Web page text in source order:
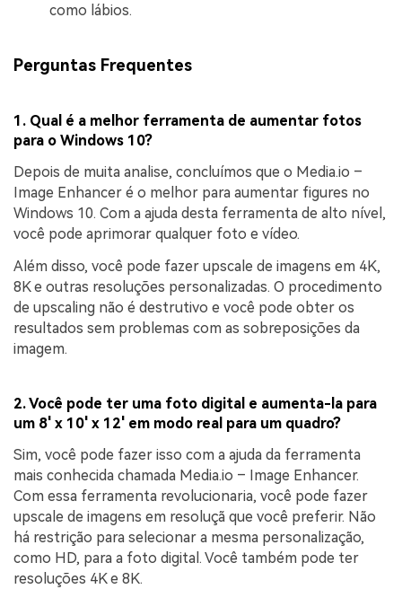
como lábios.
Perguntas Frequentes
1. Qual é a melhor ferramenta de aumentar fotos
para o Windows 10?
Depois de muita analise, concluímos que o Media.io –
Image Enhancer é o melhor para aumentar figures no
Windows 10. Com a ajuda desta ferramenta de alto nível,
você pode aprimorar qualquer foto e vídeo.
Além disso, você pode fazer upscale de imagens em 4K,
8K e outras resoluções personalizadas. O procedimento
de upscaling não é destrutivo e você pode obter os
resultados sem problemas com as sobreposições da
imagem.
2. Você pode ter uma foto digital e aumenta-la para
um 8' x 10' x 12' em modo real para um quadro?
Sim, você pode fazer isso com a ajuda da ferramenta
mais conhecida chamada Media.io – Image Enhancer.
Com essa ferramenta revolucionaria, você pode fazer
upscale de imagens em resoluçã que você preferir. Não
há restrição para selecionar a mesma personalização,
como HD, para a foto digital. Você também pode ter
resoluções 4K e 8K.